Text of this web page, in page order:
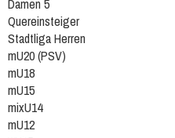
Damen 5
Quereinsteiger
Stadtliga Herren
mU20 (PSV)
mU18
mU15
mixU14
mU12